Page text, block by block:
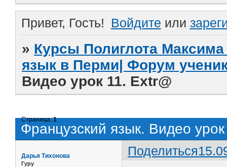
Привет, Гость! Войдите или
» Курсы Полиглота
язык в Перми| Форум
Видео урок 11. Extr@
Французский язык. Видео
Страница:1
Поделиться
Дарья Тихонова
Гуру